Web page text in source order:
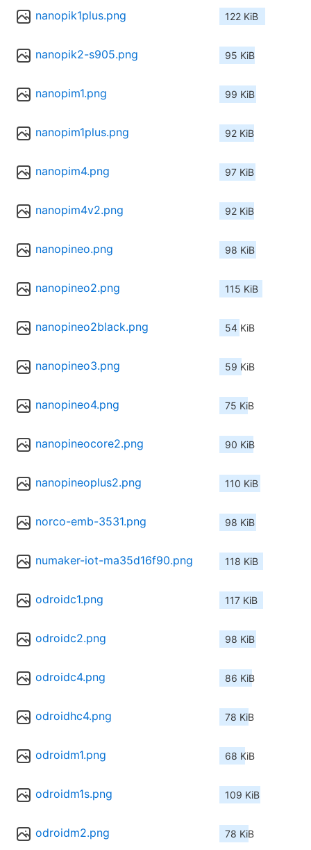
nanopik1plus.png 122 KiB
nanopik2-s905.png 95 KiB
nanopim1.png 99 KiB
nanopim1plus.png 92 KiB
nanopim4.png 97 KiB
nanopim4v2.png 92 KiB
nanopineo.png 98 KiB
nanopineo2.png 115 KiB
nanopineo2black.png 54 KiB
nanopineo3.png 59 KiB
nanopineo4.png 75 KiB
nanopineocore2.png 90 KiB
nanopineoplus2.png 110 KiB
norco-emb-3531.png 98 KiB
numaker-iot-ma35d16f90.png 118 KiB
odroidc1.png 117 KiB
odroidc2.png 98 KiB
odroidc4.png 86 KiB
odroidhc4.png 78 KiB
odroidm1.png 68 KiB
odroidm1s.png 109 KiB
odroidm2.png 78 KiB